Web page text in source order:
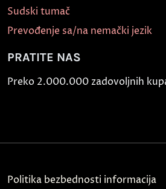
Sudski tumač
Prevođenje sa/na nemački jezik
PRATITE NAS
Preko 2.000.000 zadovoljnih
Politika bezbednosti informacija